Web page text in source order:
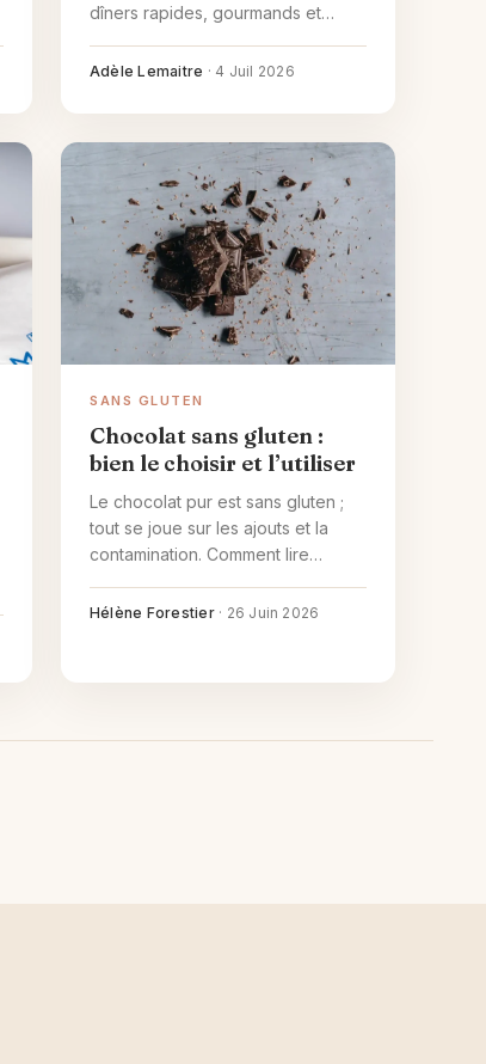
dîners rapides, gourmands et
l'estomac vide.
Adèle Lemaitre · 4 Juil 2026
SANS GLUTEN
Chocolat sans gluten :
bien le choisir et l’utiliser
Le chocolat pur est sans gluten ;
tout se joue sur les ajouts et la
contamination. Comment lire
Hélène Forestier · 26 Juin 2026